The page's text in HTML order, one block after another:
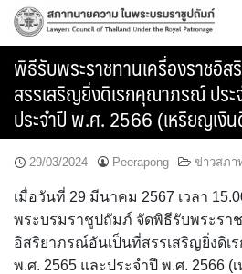
Skip
content
พิธีรับพระราชทานเครื่องราชอิ
สรรเสริญยิ่งดิเรกคุณาภรณ์ ปร
ประจำปี พ.ศ. 2566 (เหรียญเงิ
29/03/2024 Peerapong ข่าวสภา
เมื่อวันที่ 29 มีนาคม 2567 เวลา
พระบรมราชูปถัมภ์ จัดพิธีรับพระรา
อิสริยาภรณ์อันเป็นที่สรรเสริญยิ่งดิเ
พ.ศ. 2565 และประจำปี พ.ศ. 2566 (